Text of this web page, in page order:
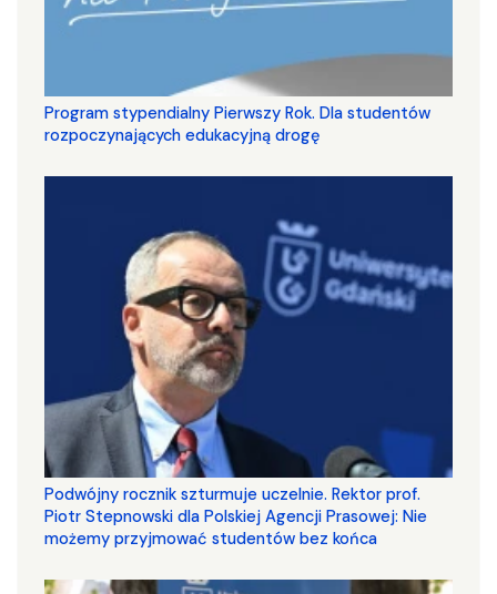
Program stypendialny Pierwszy Rok. Dla studentów
rozpoczynających edukacyjną drogę
Podwójny rocznik szturmuje uczelnie. Rektor prof.
Piotr Stepnowski dla Polskiej Agencji Prasowej: Nie
możemy przyjmować studentów bez końca